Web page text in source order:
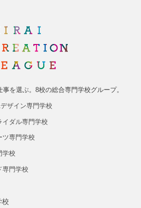
を選ぶ。8校の総合専門学校グループ。
ザイン専門学校
イダル専門学校
ツ専門学校
学校
専門学校
校